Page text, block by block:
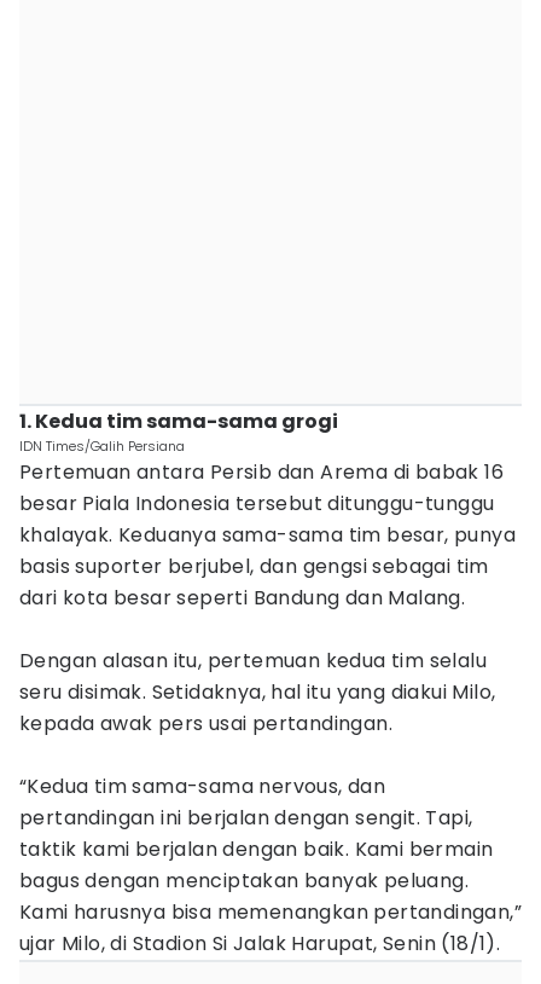
1. Kedua tim sama-sama grogi
IDN Times/Galih Persiana
Pertemuan antara Persib dan Arema di babak 16
besar Piala Indonesia tersebut ditunggu-tunggu
khalayak. Keduanya sama-sama tim besar, punya
basis suporter berjubel, dan gengsi sebagai tim
dari kota besar seperti Bandung dan Malang.
Dengan alasan itu, pertemuan kedua tim selalu
seru disimak. Setidaknya, hal itu yang diakui Milo,
kepada awak pers usai pertandingan.
“Kedua tim sama-sama nervous, dan
pertandingan ini berjalan dengan sengit. Tapi,
taktik kami berjalan dengan baik. Kami bermain
bagus dengan menciptakan banyak peluang.
Kami harusnya bisa memenangkan pertandingan,”
ujar Milo, di Stadion Si Jalak Harupat, Senin (18/1).